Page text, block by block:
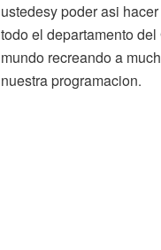
ustedesy poder asi
todo el departamento del
mundo recreando a
nuestra programacion.
Somos una